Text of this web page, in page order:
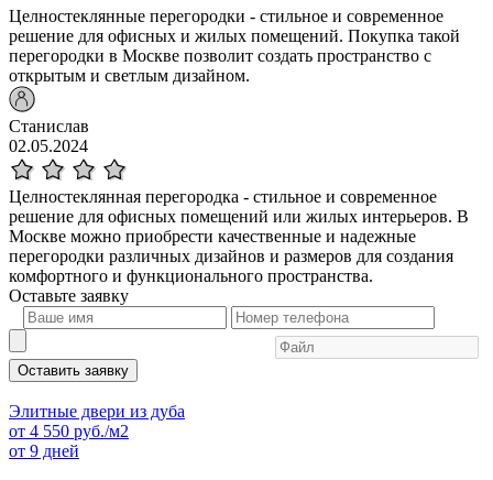
Целностеклянные перегородки - стильное и современное
решение для офисных и жилых помещений. Покупка такой
перегородки в Москве позволит создать пространство с
открытым и светлым дизайном.
Станислав
02.05.2024
Целностеклянная перегородка - стильное и современное
решение для офисных помещений или жилых интерьеров. В
Москве можно приобрести качественные и надежные
перегородки различных дизайнов и размеров для создания
комфортного и функционального пространства.
Оставьте заявку
Оставить заявку
Элитные двери из дуба
от 4 550 руб./м2
от 9 дней